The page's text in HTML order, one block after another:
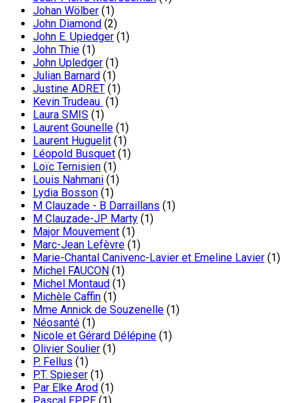
Johan Wölber (1)
John Diamond (2)
John E. Upiedger (1)
John Thie (1)
John Upledger (1)
Julian Barnard (1)
Justine ADRET (1)
Kevin Trudeau (1)
Laura SMIS (1)
Laurent Gounelle (1)
Laurent Huguelit (1)
Léopold Busquet (1)
Loïc Ternisien (1)
Louis Nahmani (1)
Lydia Bosson (1)
M Clauzade - B Darraillans (1)
M Clauzade-JP Marty (1)
Major Mouvement (1)
Marc-Jean Lefèvre (1)
Marie-Chantal Canivenc-Lavier et Emeline Lavier (1)
Michel FAUCON (1)
Michel Montaud (1)
Michèle Caffin (1)
Mme Annick de Souzenelle (1)
Néosanté (1)
Nicole et Gérard Délépine (1)
Olivier Soulier (1)
P. Fellus (1)
P.T. Spieser (1)
Par Elke Arod (1)